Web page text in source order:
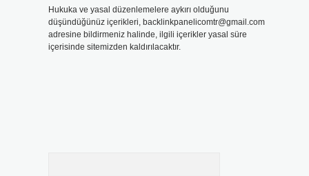
Hukuka ve yasal düzenlemelere aykırı olduğunu
düşündüğünüz içerikleri, backlinkpanelicomtr@gmail.com
adresine bildirmeniz halinde, ilgili içerikler yasal süre
içerisinde sitemizden kaldırılacaktır.